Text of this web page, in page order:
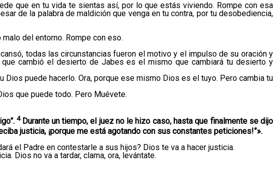
que en tu vida te sientas así, por lo que estás viviendo. Rompe con esa
de la palabra de maldición que venga en tu contra, por tu desobediencia,
del entorno. Rompe con eso.
todas las circunstancias fueron el motivo y el impulso de su oración y
cambió el desierto de Jabes es el mismo que cambiará tu desierto y
puede hacerlo. Ora, porque ese mismo Dios es el tuyo. Pero cambia tu
que puede todo. Pero Muévete.
4 Durante un tiempo, el juez no le hizo caso, hasta que finalmente se dijo
justicia, ¡porque me está agotando con sus constantes peticiones!”».
el Padre en contestarle a sus hijos? Dios te va a hacer justicia.
Dios no va a tardar, clama, ora, levántate.